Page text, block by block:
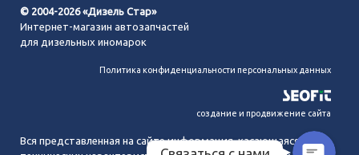
© 2004-2026 «Дизель Стар»
Интернет-магазин автозапчастей
для дизельных иномарок
Политика конфиденциальности персональных данных
создание и продвижение сайта
Вся представленная на сайте информация, касающаяся